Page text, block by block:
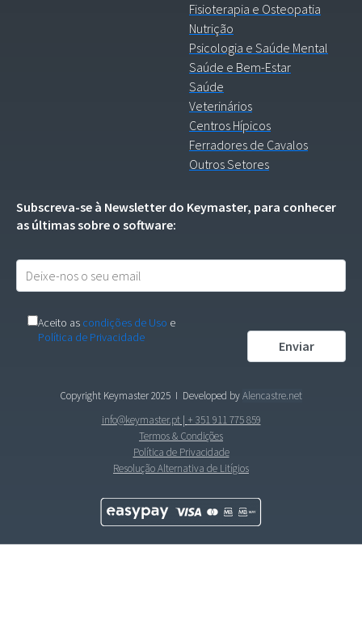
Fisioterapia e Osteopatia
Nutrição
Psicologia e Saúde Mental
Saúde e Bem-Estar
Saúde
Veterinários
Centros Hípicos
Ferradores de Cavalos
Outros Setores
Subscreva-se à Newsletter do Keymaster, para conhecer
as últimas sobre o software:
Aceito as condições de Uso e
Política de Privacidade
Copyright Keymaster 2025 I Developed byAlencastre.net
info@keymaster.pt| + 351 911 775 859
Termos & Condições
Política de Privacidade
Resolução Alternativa de Litígios